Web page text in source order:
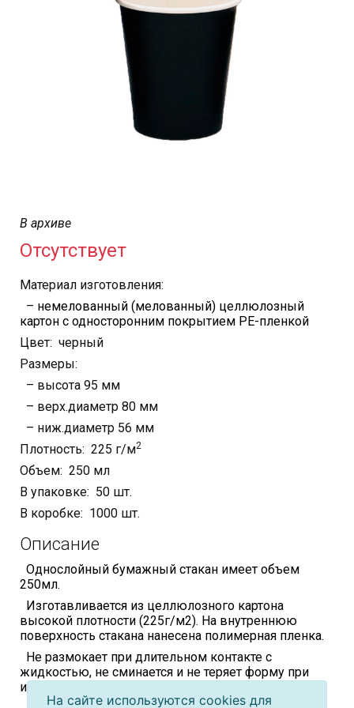
В архиве
Отсутствует
Материал изготовления:
– немелованный (мелованный) целлюлозный
картон с односторонним покрытием PE-пленкой
Цвет: черный
Размеры:
– высота 95 мм
– верх.диаметр 80 мм
– ниж.диаметр 56 мм
Плотность: 225 г/м2
Объем: 250 мл
В упаковке: 50 шт.
В коробке: 1000 шт.
Описание
Однослойный бумажный стакан имеет объем
250мл.
Изготавливается из целлюлозного картона
высокой плотности (225г/м2). На внутреннюю
поверхность стакана нанесена полимерная пленка.
Не размокает при длительном контакте с
жидкостью, не сминается и не теряет форму при
использовании.
На сайте используются cookies для